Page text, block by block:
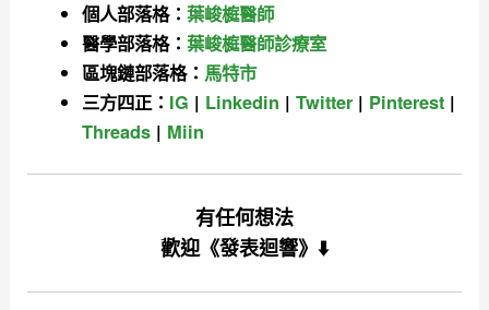
個人部落格： 葉峻榳醫師
醫學部落格： 葉峻榳醫師診療室
區塊鏈部落格： 馬特市
三方四正： IG | Linkedin | Twitter| Pinterest|
Threads| Miin
有任何想法
歡迎《發表迴響》⬇️